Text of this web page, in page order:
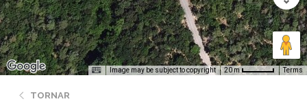
Image may be subject to copyright 20 m Terms
TORNAR